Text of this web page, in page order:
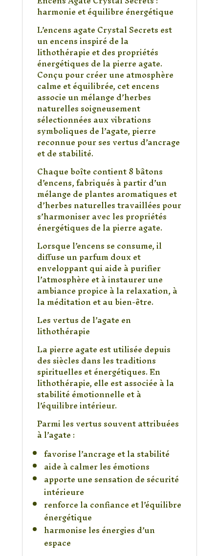
Herbes
Naturelles
bâtons)
harmonie et équilibre énergétique
L’encens agate Crystal Secrets est
un encens inspiré de la
lithothérapie et des propriétés
énergétiques de la pierre agate.
Conçu pour créer une atmosphère
calme et équilibrée, cet encens
associe un mélange d’herbes
naturelles soigneusement
sélectionnées aux vibrations
symboliques de l’agate, pierre
reconnue pour ses vertus d’ancrage
et de stabilité.
Chaque boîte contient 8 bâtons
d’encens, fabriqués à partir d’un
mélange de plantes aromatiques et
d’herbes naturelles travaillées pour
s’harmoniser avec les propriétés
énergétiques de la pierre agate.
Lorsque l’encens se consume, il
diffuse un parfum doux et
enveloppant qui aide à purifier
l’atmosphère et à instaurer une
ambiance propice à la relaxation, à
la méditation et au bien-être.
Les vertus de l’agate en
lithothérapie
La pierre agate est utilisée depuis
des siècles dans les traditions
spirituelles et énergétiques. En
lithothérapie, elle est associée à la
stabilité émotionnelle et à
l’équilibre intérieur.
Parmi les vertus souvent attribuées
à l’agate :
favorise l’ancrage et la stabilité
aide à calmer les émotions
apporte une sensation de sécurité
intérieure
renforce la confiance et l’équilibre
énergétique
harmonise les énergies d’un
espace